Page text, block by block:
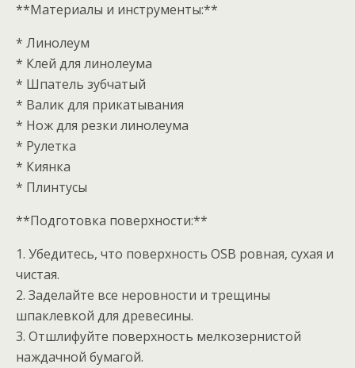
**Материалы и инструменты:**
* Линолеум
* Клей для линолеума
* Шпатель зубчатый
* Валик для прикатывания
* Нож для резки линолеума
* Рулетка
* Киянка
* Плинтусы
**Подготовка поверхности:**
1. Убедитесь, что поверхность OSB ровная, сухая и
чистая.
2. Заделайте все неровности и трещины
шпаклевкой для древесины.
3. Отшлифуйте поверхность мелкозернистой
наждачной бумагой.